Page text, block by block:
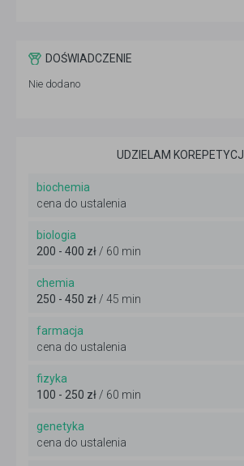
DOŚWIADCZENIE
Nie dodano
UDZIELAM KOREPETYCJI
biochemia
cena do ustalenia
biologia
200 - 400 zł / 60 min
chemia
250 - 450 zł / 45 min
farmacja
cena do ustalenia
fizyka
100 - 250 zł / 60 min
genetyka
cena do ustalenia